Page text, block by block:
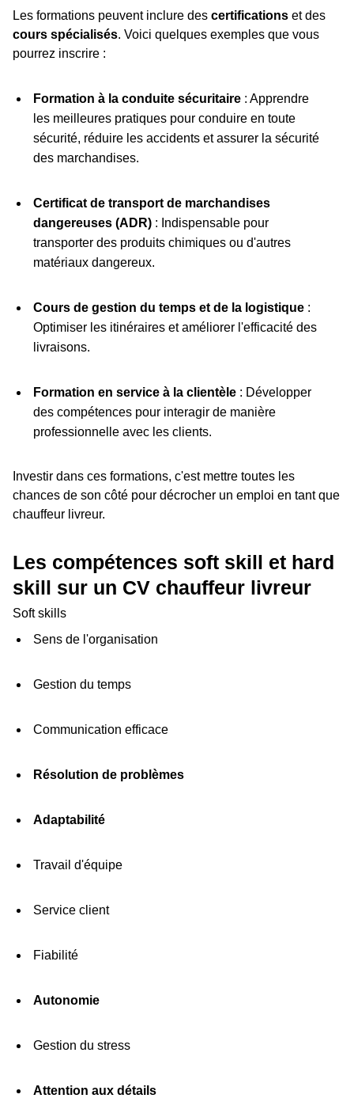
Les formations peuvent inclure des certifications et des
cours spécialisés. Voici quelques exemples que vous
pourrez inscrire :
Formation à la conduite sécuritaire: Apprendre
les meilleures pratiques pour conduire en toute
sécurité, réduire les accidents et assurer la sécurité
des marchandises.
Certificat de transport de marchandises
dangereuses (ADR): Indispensable pour
transporter des produits chimiques ou d'autres
matériaux dangereux.
Cours de gestion du temps et de la logistique:
Optimiser les itinéraires et améliorer l'efficacité des
livraisons.
Formation en service à la clientèle: Développer
des compétences pour interagir de manière
professionnelle avec les clients.
Investir dans ces formations, c'est mettre toutes les
chances de son côté pour décrocher un emploi en tant que
chauffeur livreur.
Les compétences soft skill et hard
skill sur un CV chauffeur livreur
Soft skills
Sens de l'organisation
Gestion du temps
Communication efficace
Résolution de problèmes
Adaptabilité
Travail d'équipe
Service client
Fiabilité
Autonomie
Gestion du stress
Attention aux détails